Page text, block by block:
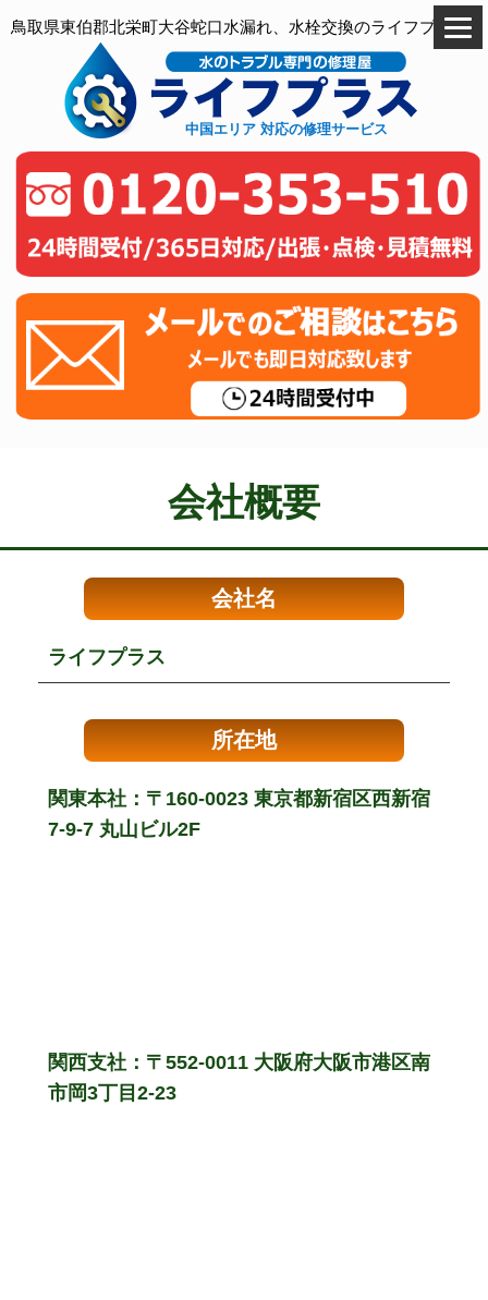
鳥取県東伯郡北栄町大谷蛇口水漏れ、水栓交換のライフプラス
中国エリア 対応の修理サービス
会社概要
会社名
ライフプラス
所在地
関東本社：〒160-0023 東京都新宿区西新宿
7-9-7 丸山ビル2F
関西支社：〒552-0011 大阪府大阪市港区南
市岡3丁目2-23